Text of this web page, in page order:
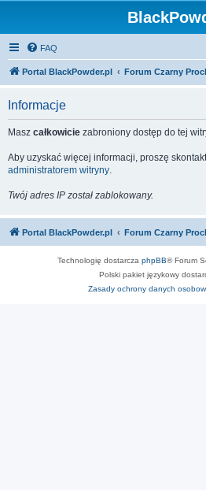
FAQ
Portal BlackPowder.pl Forum Czarny
Informacje
Masz całkowicie zabroniony dostęp do tej
Aby uzyskać więcej informacji, proszę
administratorem witryny.
Twój adres IP został zablokowany.
Portal BlackPowder.pl Forum Czarny
Technologię dostarcza phpBB® Forum
Polski pakiet językowy
Zasady ochrony danych